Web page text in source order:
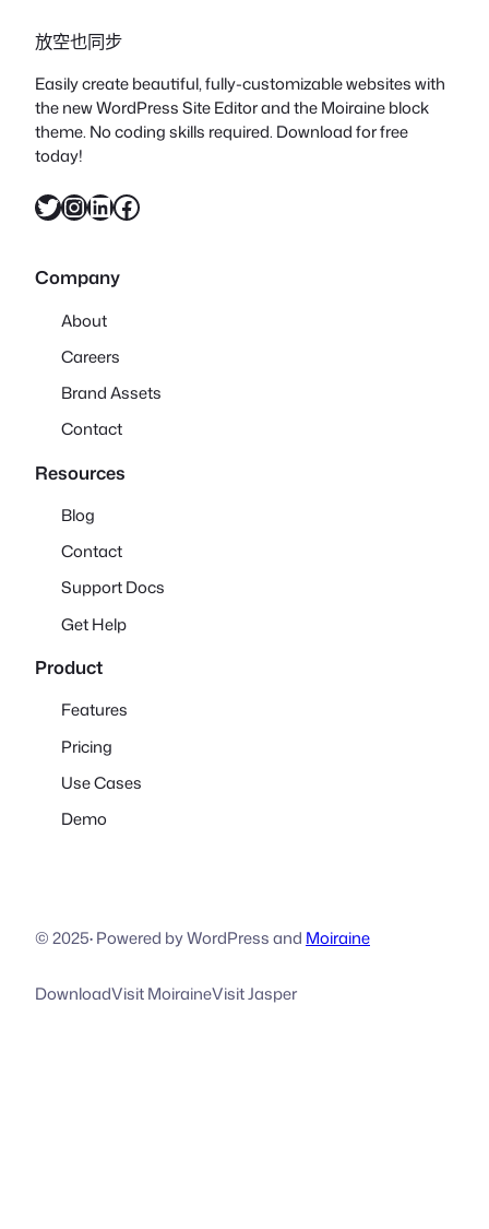
放空也同步
Easily create beautiful, fully-customizable websites with
the new WordPress Site Editor and the Moiraine block
theme. No coding skills required. Download for free
today!
X InstagramLinkedIn Facebook
Company
About
Careers
Brand Assets
Contact
Resources
Blog
Contact
Support Docs
Get Help
Product
Features
Pricing
Use Cases
Demo
© 2025·Powered by WordPress and Moiraine
DownloadVisit MoiraineVisit Jasper